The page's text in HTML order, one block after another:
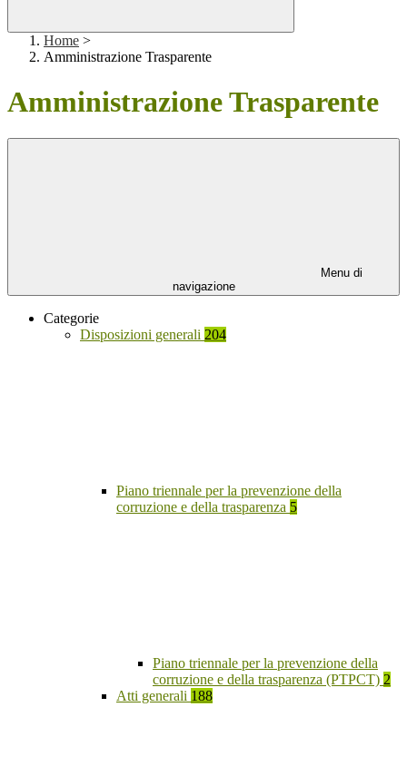
Home >
Amministrazione Trasparente
Amministrazione Trasparente
Menu di
navigazione
Categorie
Disposizioni generali 204
Piano triennale per la prevenzione della
corruzione e della trasparenza 5
Piano triennale per la prevenzione della
corruzione e della trasparenza (PTPCT) 2
Atti generali 188